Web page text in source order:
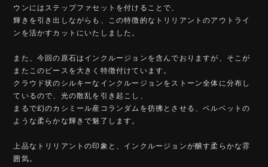
ウンにはステップファセットを付けることで、
輝きを引き出しながらも、この特徴的なトリリアントのアウトライ
ンを活かすカットにいたしました。
また、今回の原石はインクルージョンを含んでおりますが、そこが
またこのピースを大きく特徴付けています。
クラウド状のシルキーなインクルージョンをストーン全体に分布し
ているので、光の散乱を引き起こし、
まるで幻のカシミール産コランダムを彷彿とさせる、ベルベットの
ような柔らかな輝きで魅了します。
上品なトリリアントの印象と、インクルージョンが醸す柔らかな雰
囲気。